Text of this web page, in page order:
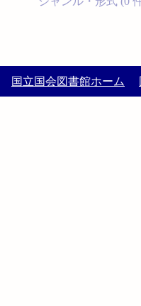
国立国会図書館ホーム